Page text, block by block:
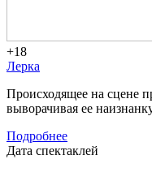
+18
Лерка
Происходящее на сцене
выворачивая ее
Подробнее
Дата спектаклей